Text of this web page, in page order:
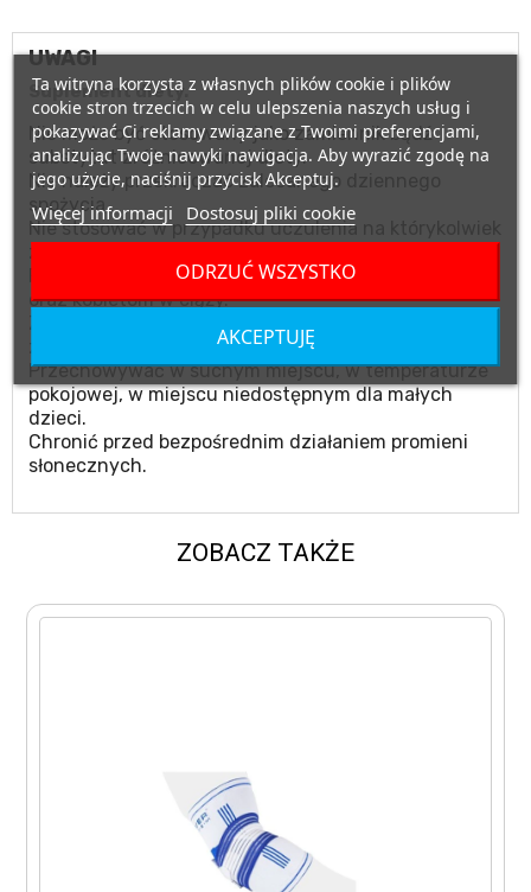
UWAGI
Suplement diety.
Nie może być stosowany jako zamiennik bądź
substytut zróżnicowanej diety.
Nie należy przekraczać zalecanego dziennego
spożycia.
Nie stosować w przypadku uczulenia na którykolwiek
Produktu nie należy podawać matkom karmiącym
oraz kobietom w ciąży.
Przechowywać w suchym miejscu, w temperaturze
pokojowej, w miejscu niedostępnym dla małych
dzieci.
Chronić przed bezpośrednim działaniem promieni
słonecznych.
ZOBACZ TAKŻE
Ta witryna korzysta z własnych plików cookie i plików
cookie stron trzecich w celu ulepszenia naszych usług i
pokazywać Ci reklamy związane z Twoimi preferencjami,
analizując Twoje nawyki nawigacja. Aby wyrazić zgodę na
jego użycie, naciśnij przycisk Akceptuj.
Więcej informacji Dostosuj pliki cookie
ODRZUĆ WSZYSTKO
AKCEPTUJĘ